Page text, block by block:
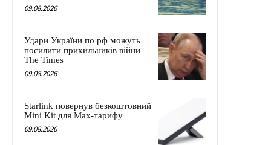
09.08.2026
Удари України по рф можуть
посилити прихильників війни –
The Times
09.08.2026
Starlink повернув безкоштовний
Mini Kit для Max-тарифу
09.08.2026